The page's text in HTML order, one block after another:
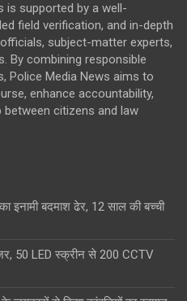
is supported by a well-
field verification, and in-depth
subject-matter experts,
By combining responsible
Police Media News aims to
enhance accountability,
citizens and law
बदमाश ढेर, 12 साल की बच्ची
50 LED स्क्रीन से 200 CCTV